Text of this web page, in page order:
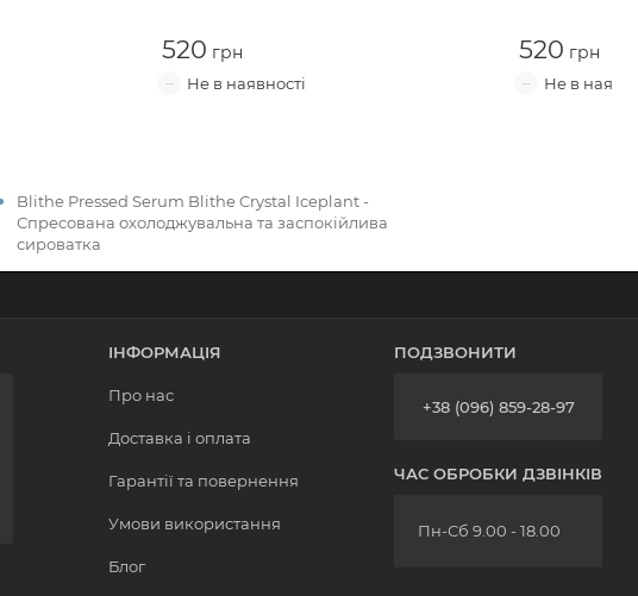
520 520
Blithe Pressed Serum Blithe Crystal Iceplant -
Спресована охолоджувальна та заспокійлива
сироватка
ІНФОРМАЦІЯ
Про нас
Доставка і оплата
Гарантії та повернення
Умови використання
Блог
ПОДЗВОНИТИ
+38 (096) 859-28-97
ЧАС ОБРОБКИ ДЗВІНКІВ
Пн-Сб 9.00 - 18.00